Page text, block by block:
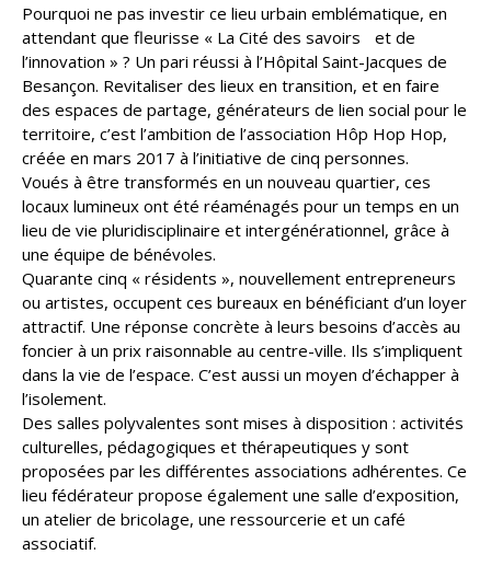
Pourquoi ne pas investir ce lieu urbain emblématique, en
attendant que fleurisse « La Cité des savoirs et de
l’innovation » ? Un pari réussi à l’Hôpital Saint-Jacques de
Besançon. Revitaliser des lieux en transition, et en faire
des espaces de partage, générateurs de lien social pour le
territoire, c’est l’ambition de l’association Hôp Hop Hop,
créée en mars 2017 à l’initiative de cinq personnes.
Voués à être transformés en un nouveau quartier, ces
locaux lumineux ont été réaménagés pour un temps en un
lieu de vie pluridisciplinaire et intergénérationnel, grâce à
une équipe de bénévoles.
Quarante cinq « résidents », nouvellement entrepreneurs
ou artistes, occupent ces bureaux en bénéficiant d’un loyer
attractif. Une réponse concrète à leurs besoins d’accès au
foncier à un prix raisonnable au centre-ville. Ils s’impliquent
dans la vie de l’espace. C’est aussi un moyen d’échapper à
l’isolement.
Des salles polyvalentes sont mises à disposition : activités
culturelles, pédagogiques et thérapeutiques y sont
proposées par les différentes associations adhérentes. Ce
lieu fédérateur propose également une salle d’exposition,
un atelier de bricolage, une ressourcerie et un café
associatif.